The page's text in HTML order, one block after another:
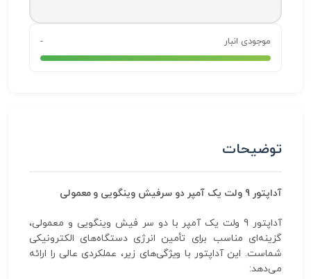
موجودی انبار -
توضیحات
آداپتور 9 ولت یک آمپر دو سرفیش وینگویی و معمولی
آداپتور 9 ولت یک آمپر با دو سر فیش وینگویی و معمولی،
گزینه‌ای مناسب برای تأمین انرژی دستگاه‌های الکترونیکی
شماست. این آداپتور با ویژگی‌های زیر، عملکردی عالی را ارائه
می‌دهد: